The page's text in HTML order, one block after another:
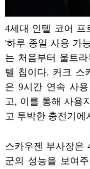
4세대 인텔 코어 프
'하루 종일 사용 가
는 처음부터 울트
텔 칩이다. 커크 스
은 9시간 연속 사
고, 이를 통해 사용
고 투박한 충전기
스카우젠 부사장은
군의 성능을 보여